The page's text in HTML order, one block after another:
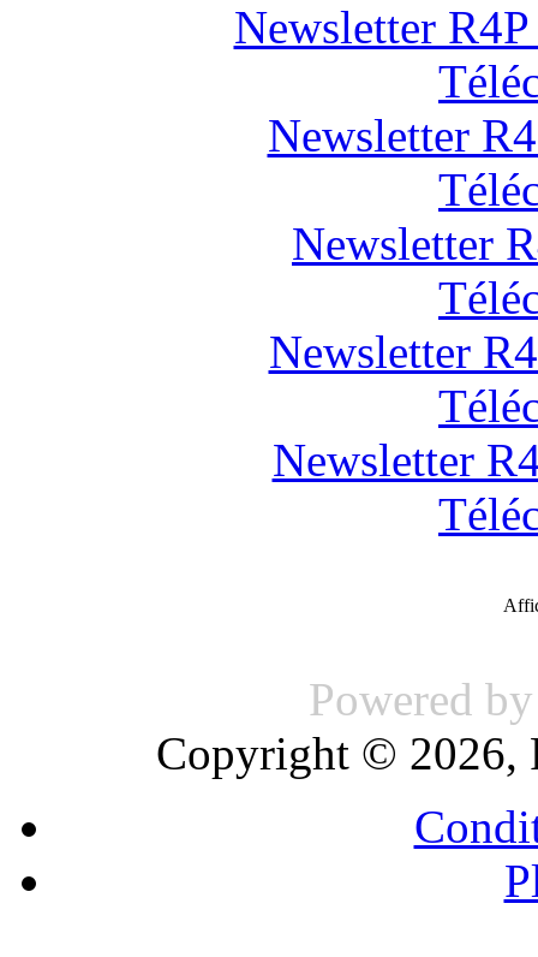
Newsletter
Newsletter
Newsletter
Newsletter
Newsletter
Powered
Copyright © 2026,